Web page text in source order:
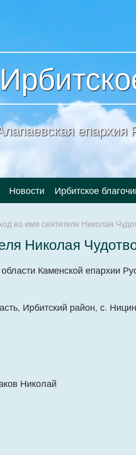
епархия
Новости Ирбитское
во имя святителя Николая
Николая
Каменской епархии
Ирбитский район, с.
Николай